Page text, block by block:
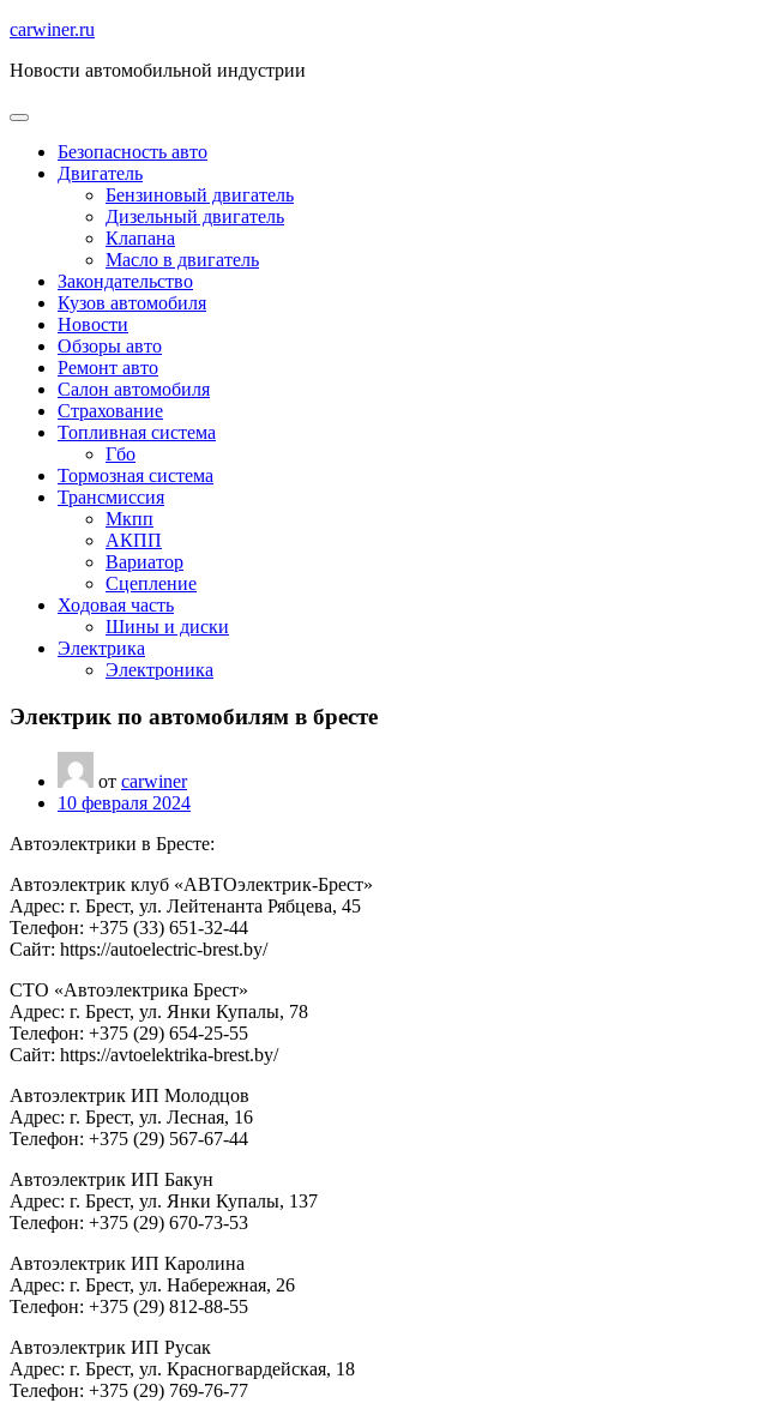
Перейти
содержимому
carwiner.ru
Новости автомобильной индустрии
Безопасность авто
Двигатель
Бензиновый двигатель
Дизельный двигатель
Клапана
Масло в двигатель
Закондательство
Кузов автомобиля
Новости
Обзоры авто
Ремонт авто
Салон автомобиля
Страхование
Топливная система
Гбо
Тормозная система
Трансмиссия
Мкпп
АКПП
Вариатор
Сцепление
Ходовая часть
Шины и диски
Электрика
Электроника
Электрик по автомобилям в бресте
от carwiner
10 февраля 2024
Автоэлектрики в Бресте:
Автоэлектрик клуб «АВТОэлектрик-Брест»
Адрес: г. Брест, ул. Лейтенанта Рябцева, 45
Телефон: +375 (33) 651-32-44
Сайт: https://autoelectric-brest.by/
СТО «Автоэлектрика Брест»
Адрес: г. Брест, ул. Янки Купалы, 78
Телефон: +375 (29) 654-25-55
Сайт: https://avtoelektrika-brest.by/
Автоэлектрик ИП Молодцов
Адрес: г. Брест, ул. Лесная, 16
Телефон: +375 (29) 567-67-44
Автоэлектрик ИП Бакун
Адрес: г. Брест, ул. Янки Купалы, 137
Телефон: +375 (29) 670-73-53
Автоэлектрик ИП Каролина
Адрес: г. Брест, ул. Набережная, 26
Телефон: +375 (29) 812-88-55
Автоэлектрик ИП Русак
Адрес: г. Брест, ул. Красногвардейская, 18
Телефон: +375 (29) 769-76-77